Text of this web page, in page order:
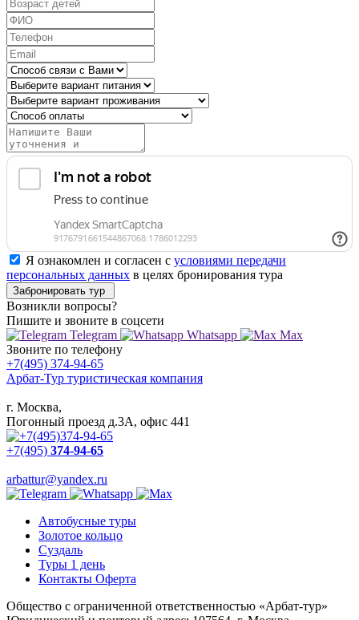
Я ознакомлен и согласен с условиями передачи
персональных данных в целях бронирования тура
Забронировать тур
Возникли вопросы?
Пишите и звоните в соцсети
Telegram
Whatsapp
Max
Звоните по телефону
+7(495) 374-94-65
Арбат-Тур туристическая компания
г. Москва,
Погонный проезд д.3А, офис 441
+7(495) 374-94-65
arbattur@yandex.ru
Автобусные туры
Золотое кольцо
Суздаль
Туры 1 день
Контакты Оферта
Общество с ограниченной ответственностью «Арбат-тур»